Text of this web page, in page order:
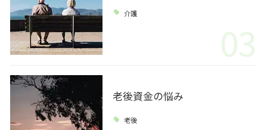
介護
03
老後資金の悩み
老後